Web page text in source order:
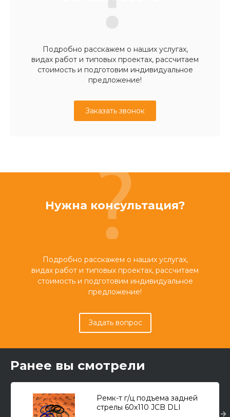
Подробно расскажем о наших услугах,
видах работ и типовых проектах, рассчитаем
стоимость и подготовим индивидуальное
предложение!
Заказать звонок
Нужна консультация?
Подробно расскажем о наших услугах,
видах работ и типовых проектах, рассчитаем
стоимость и подготовим индивидуальное
предложение!
Задать вопрос
Ранее вы смотрели
Ремк-т г/ц подъема задней
стрелы 60х110 JCB DLI